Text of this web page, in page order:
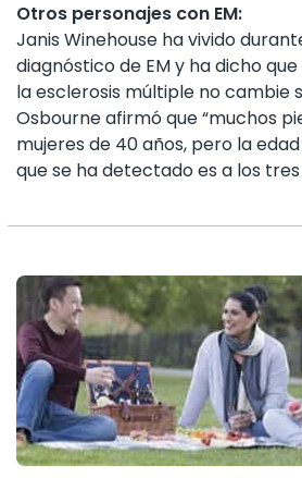
Otros personajes con EM:
Janis Winehouse ha vivido
diagnóstico de EM y ha dicho
la esclerosis múltiple no cambie
Osbourne afirmó que “muchos
mujeres de 40 años, pero la
que se ha detectado es a los tres